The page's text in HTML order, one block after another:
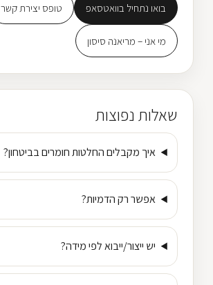
בואו נתחיל בוואטסאפ טופס יצירת קשר
מי אני – מריאנה סיסון
שאלות נפוצות
איך מקבלים החלטות חומרים בביטחון?
אפשר רק הדמיות?
יש ייצור/ייבוא לפי מידה?